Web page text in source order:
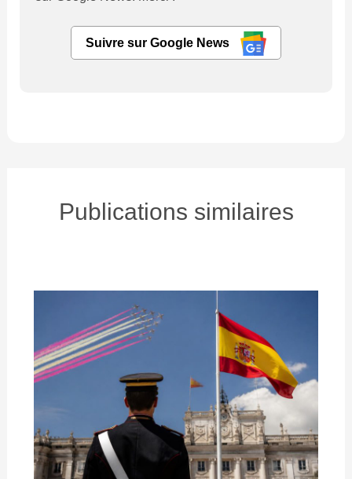
Suivre sur Google News
Publications similaires